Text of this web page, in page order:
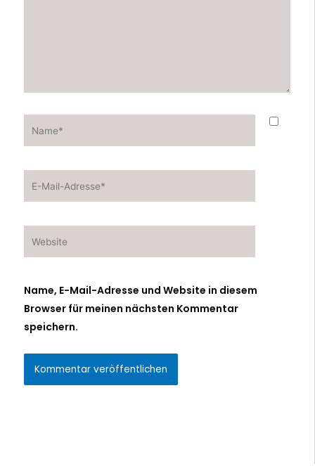
Name, E-Mail-Adresse und Website in diesem
Browser für meinen nächsten Kommentar
speichern.